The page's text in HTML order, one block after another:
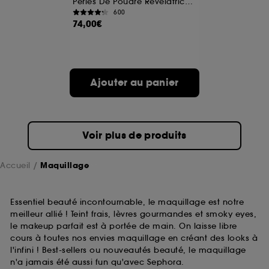
600
74,00€
Ajouter au panier
Voir plus de produits
Accueil Maquillage
Essentiel beauté incontournable, le maquillage est notre
meilleur allié ! Teint frais, lèvres gourmandes et smoky eyes,
le makeup parfait est à portée de main. On laisse libre
cours à toutes nos envies maquillage en créant des looks à
l'infini ! Best-sellers ou nouveautés beauté, le maquillage
n'a jamais été aussi fun qu'avec Sephora.
A l'exception des cookies techniques, le dépôt et la
choix" ci-dessous ou décider de "tout accepter".
Sephora pourra associer les informations de
navigation collectées par ces Cookies, pour les
sur "continuer sans accepter". Voous pouvez à tout
moment choisir de retirer votrte consentement. Si vous
souhaitez obtenir plus d'information sur les cookies